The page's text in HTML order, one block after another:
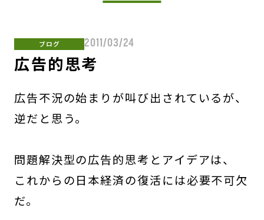
ブログ 2011/03/24
広告的思考
広告不況の始まりが叫び出されているが、
逆だと思う。
問題解決型の広告的思考とアイデアは、
これからの日本経済の復活には必要不可欠
だ。